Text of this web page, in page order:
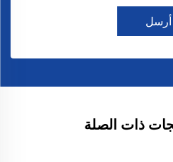
أرسل
ذات الصلة